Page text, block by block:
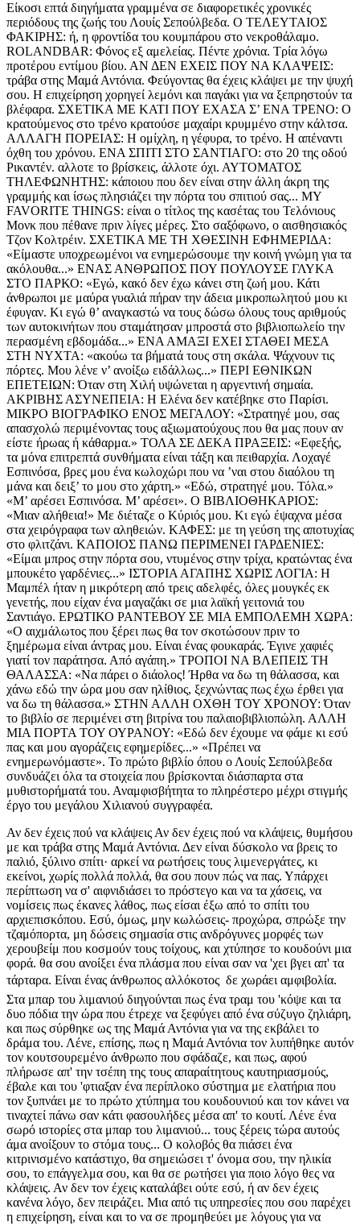
Είκοσι επτά διηγήματα γραμμένα σε διαφορετικές χρονικές
περιόδους της ζωής του Λουίς Σεπούλβεδα. Ο ΤΕΛΕΥΤΑΙΟΣ
ΦΑΚΙΡΗΣ: ή, η φροντίδα του κουμπάρου στο νεκροθάλαμο.
ROLANDBAR: Φόνος εξ αμελείας. Πέντε χρόνια. Τρία λόγω
προτέρου εντίμου βίου. ΑΝ ΔΕΝ ΕΧΕΙΣ ΠΟΥ ΝΑ ΚΛΑΨΕΙΣ:
τράβα στης Μαμά Αντόνια. Φεύγοντας θα έχεις κλάψει με την ψυχή
σου. Η επιχείρηση χορηγεί λεμόνι και παγάκι για να ξεπρηστούν τα
βλέφαρα. ΣΧΕΤΙΚΑ ΜΕ ΚΑΤΙ ΠΟΥ ΕΧΑΣΑ Σ’ ΕΝΑ ΤΡΕΝΟ: Ο
κρατούμενος στο τρένο κρατούσε μαχαίρι κρυμμένο στην κάλτσα.
ΑΛΛΑΓΗ ΠΟΡΕΙΑΣ: Η ομίχλη, η γέφυρα, το τρένο. Η απέναντι
όχθη του χρόνου. ΕΝΑ ΣΠΙΤΙ ΣΤΟ ΣΑΝΤΙΑΓΟ: στο 20 της οδού
Ρικαντέν. αλλοτε το βρίσκεις, άλλοτε όχι. ΑΥΤΟΜΑΤΟΣ
ΤΗΛΕΦΩΝΗΤΗΣ: κάποιου που δεν είναι στην άλλη άκρη της
γραμμής και ίσως πλησιάζει την πόρτα του σπιτιού σας... MY
FAVORITE THINGS: είναι ο τίτλος της κασέτας του Τελόνιους
Μονκ που πέθανε πριν λίγες μέρες. Στο σαξόφωνο, ο αισθησιακός
Τζον Κολτρέιν. ΣΧΕΤΙΚΑ ΜΕ ΤΗ ΧΘΕΣΙΝΗ ΕΦΗΜΕΡΙΔΑ:
«Είμαστε υποχρεωμένοι να ενημερώσουμε την κοινή γνώμη για τα
ακόλουθα...» ΕΝΑΣ ΑΝΘΡΩΠΟΣ ΠΟΥ ΠΟΥΛΟΥΣΕ ΓΛΥΚΑ
ΣΤΟ ΠΑΡΚΟ: «Εγώ, κακό δεν έχω κάνει στη ζωή μου. Κάτι
άνθρωποι με μαύρα γυαλιά πήραν την άδεια μικροπωλητού μου κι
έφυγαν. Κι εγώ θ’ αναγκαστώ να τους δώσω όλους τους αριθμούς
των αυτοκινήτων που σταμάτησαν μπροστά στο βιβλιοπωλείο την
περασμένη εβδομάδα...» ΕΝΑ ΑΜΑΞΙ ΕΧΕΙ ΣΤΑΘΕΙ ΜΕΣΑ
ΣΤΗ ΝΥΧΤΑ: «ακούω τα βήματά τους στη σκάλα. Ψάχνουν τις
πόρτες. Μου λένε ν’ ανοίξω ειδάλλως...» ΠΕΡΙ ΕΘΝΙΚΩΝ
ΕΠΕΤΕΙΩΝ: Όταν στη Χιλή υψώνεται η αργεντινή σημαία.
ΑΚΡΙΒΗΣ ΑΣΥΝΕΠΕΙΑ: Η Ελένα δεν κατέβηκε στο Παρίσι.
ΜΙΚΡΟ ΒΙΟΓΡΑΦΙΚΟ ΕΝΟΣ ΜΕΓΑΛΟΥ: «Στρατηγέ μου, σας
απασχολώ περιμένοντας τους αξιωματούχους που θα μας πουν αν
είστε ήρωας ή κάθαρμα.» ΤΟΛΑ ΣΕ ΔΕΚΑ ΠΡΑΞΕΙΣ: «Εφεξής,
τα μόνα επιτρεπτά συνθήματα είναι τάξη και πειθαρχία. Λοχαγέ
Εσπινόσα, βρες μου ένα κωλοχώρι που να ’ναι στου διαόλου τη
μάνα και δειξ’ το μου στο χάρτη.» «Εδώ, στρατηγέ μου. Τόλα.»
«Μ’ αρέσει Εσπινόσα. Μ’ αρέσει». Ο ΒΙΒΛΙΟΘΗΚΑΡΙΟΣ:
«Μιαν αλήθεια!» Με διέταζε ο Κύριός μου. Κι εγώ έψαχνα μέσα
στα χειρόγραφα των αληθειών. ΚΑΦΕΣ: με τη γεύση της αποτυχίας
στο φλιτζάνι. ΚΑΠΟΙΟΣ ΠΑΝΩ ΠΕΡΙΜΕΝΕΙ ΓΑΡΔΕΝΙΕΣ:
«Είμαι μπρος στην πόρτα σου, ντυμένος στην τρίχα, κρατώντας ένα
μπουκέτο γαρδένιες...» ΙΣΤΟΡΙΑ ΑΓΑΠΗΣ ΧΩΡΙΣ ΛΟΓΙΑ: Η
Μαμπέλ ήταν η μικρότερη από τρεις αδελφές, όλες μουγκές εκ
γενετής, που είχαν ένα μαγαζάκι σε μια λαϊκή γειτονιά του
Σαντιάγο. ΕΡΩΤΙΚΟ ΡΑΝΤΕΒΟΥ ΣΕ ΜΙΑ ΕΜΠΟΛΕΜΗ ΧΩΡΑ:
«Ο αιχμάλωτος που ξέρει πως θα τον σκοτώσουν πριν το
ξημέρωμα είναι άντρας μου. Είναι ένας φουκαράς. Έγινε χαφιές
γιατί τον παράτησα. Από αγάπη.» ΤΡΟΠΟΙ ΝΑ ΒΛΕΠΕΙΣ ΤΗ
ΘΑΛΑΣΣΑ: «Να πάρει ο διάολος! Ήρθα να δω τη θάλασσα, και
χάνω εδώ την ώρα μου σαν ηλίθιος, ξεχνώντας πως έχω έρθει για
να δω τη θάλασσα.» ΣΤΗΝ ΑΛΛΗ ΟΧΘΗ ΤΟΥ ΧΡΟΝΟΥ: Όταν
το βιβλίο σε περιμένει στη βιτρίνα του παλαιοβιβλιοπώλη. ΑΛΛΗ
ΜΙΑ ΠΟΡΤΑ ΤΟΥ ΟΥΡΑΝΟΥ: «Εδώ δεν έχουμε να φάμε κι εσύ
πας και μου αγοράζεις εφημερίδες...» «Πρέπει να
ενημερωνόμαστε». Το πρώτο βιβλίο όπου ο Λουίς Σεπούλβεδα
συνδυάζει όλα τα στοιχεία που βρίσκονται διάσπαρτα στα
μυθιστορήματά του. Αναμφισβήτητα το πληρέστερο μέχρι στιγμής
έργο του μεγάλου Χιλιανού συγγραφέα.
Αν δεν έχεις πού να κλάψεις Αν δεν έχεις πού να κλάψεις, θυμήσου
με και τράβα στης Μαμά Αντόνια. Δεν είναι δύσκολο να βρεις το
παλιό, ξύλινο σπίτι· αρκεί να ρωτήσεις τους λιμενεργάτες, κι
εκείνοι, χωρίς πολλά πολλά, θα σου πουν πώς να πας. Υπάρχει
περίπτωση να σ' αιφνιδιάσει το πρόστεγο και να τα χάσεις, να
νομίσεις πως έκανες λάθος, πως είσαι έξω από το σπίτι του
αρχιεπισκόπου. Εσύ, όμως, μην κωλώσεις- προχώρα, σπρώξε την
τζαμόπορτα, μη δώσεις σημασία στις ανδρόγυνες μορφές των
χερουβείμ που κοσμούν τους τοίχους, και χτύπησε το κουδούνι μια
φορά. θα σου ανοίξει ένα πλάσμα που είναι σαν να 'χει βγει απ' τα
τάρταρα. Είναι ένας άνθρωπος αλλόκοτος  δε χωράει αμφιβολία.
Στα μπαρ του λιμανιού διηγούνται πως ένα τραμ του 'κόψε και τα
δυο πόδια την ώρα που έτρεχε να ξεφύγει από ένα σύζυγο ζηλιάρη,
και πως σύρθηκε ως της Μαμά Αντόνια για να της εκβάλει το
δράμα του. Λένε, επίσης, πως η Μαμά Αντόνια τον λυπήθηκε αυτόν
τον κουτσουρεμένο άνθρωπο που σφάδαζε, και πως, αφού
πλήρωσε απ' την τσέπη της τους απαραίτητους καυτηριασμούς,
έβαλε και του 'φτιαξαν ένα περίπλοκο σύστημα με ελατήρια που
τον ξυπνάει με το πρώτο χτύπημα του κουδουνιού και τον κάνει να
τιναχτεί πάνω σαν κάτι φασουλήδες μέσα απ' το κουτί. Λένε ένα
σωρό ιστορίες στα μπαρ του λιμανιού... τους ξέρεις τώρα αυτούς
άμα ανοίξουν το στόμα τους... Ο κολοβός θα πιάσει ένα
κιτρινισμένο κατάστιχο, θα σημειώσει τ' όνομα σου, την ηλικία
σου, το επάγγελμα σου, και θα σε ρωτήσει για ποιο λόγο θες να
κλάψεις. Αν δεν τον έχεις καταλάβει ούτε εσύ, ή αν δεν έχεις
κανένα λόγο, δεν πειράζει. Μια από τις υπηρεσίες που σου παρέχει
η επιχείρηση, είναι και το να σε προμηθεύει με λόγους για να